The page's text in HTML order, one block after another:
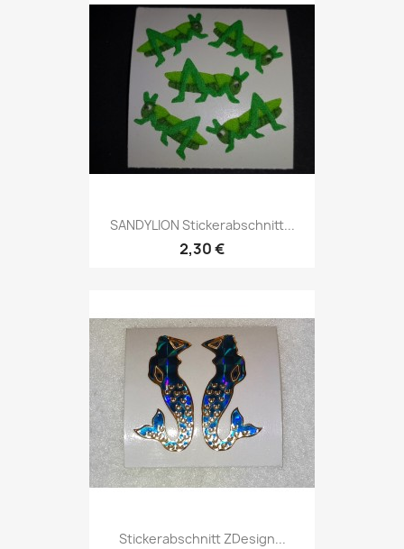
SANDYLION Stickerabschnitt...
2,30 €
Stickerabschnitt ZDesign...